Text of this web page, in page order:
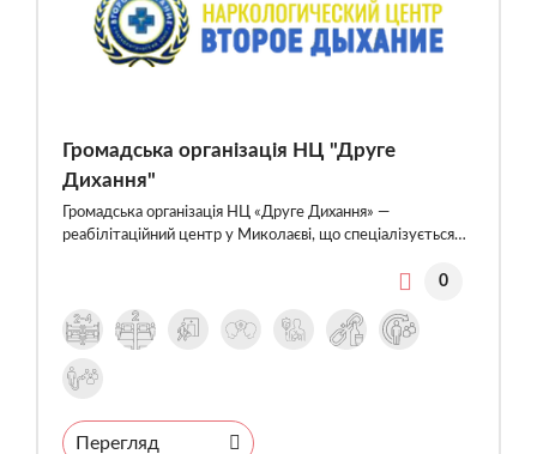
Громадська організація НЦ "Друге
Дихання"
Громадська організація НЦ «Друге Дихання» —
реабілітаційний центр у Миколаєві, що спеціалізується…
0
Перегляд